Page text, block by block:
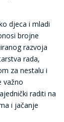
djeca i mladi
brojne
razvoja
rada,
za nestalu i
važno
raditi na
i jačanje